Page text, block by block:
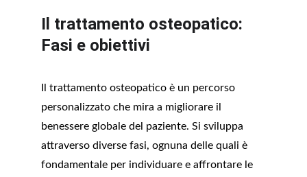
Il trattamento osteopatico:
Fasi e obiettivi
Il trattamento osteopatico è un percorso
personalizzato che mira a migliorare il
benessere globale del paziente. Si sviluppa
attraverso diverse fasi, ognuna delle quali è
fondamentale per individuare e affrontare le